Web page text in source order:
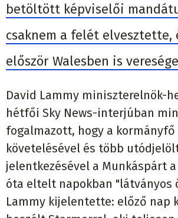
betöltött képviselői
csaknem a felét elvesztette,
először Walesben is
David Lammy miniszterelnök-
hétfői Sky News-interjúban
fogalmazott, hogy a
követelésével és több
jelentkezésével a Munkáspárt
óta eltelt napokban "látványos
Lammy kijelentette: előző nap